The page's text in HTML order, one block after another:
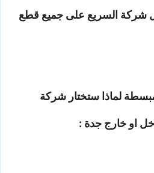
شركة السريع على جميع قطع
لماذا ستختار شركة
او خارج جدة :